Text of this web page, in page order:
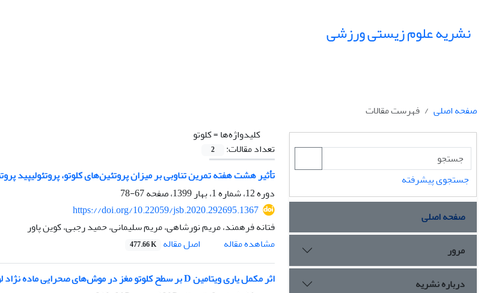
نشریه علوم زیستی ورزشی
صفحه اصلی
فهرست مقالات
کلیدواژه‌ها =کلوتو
تعداد مقالات:
2
تأثیر هشت هفته تمرین تناوبی بر میزان پروتئین‌های کلوتو، پروتئولیپید
دوره 12، شماره 1، بهار 1399، صفحه
67-78
https://doi.org/10.22059/jsb.2020.292695.1367
فتانه فرهمند، مریم نورشاهی، مریم سلیمانی، حمید رجبی، کوین پاور
مشاهده مقاله
اصل مقاله 477.66 K
اثر مکمل یاری ویتامین D بر سطح کلوتو مغز در موش‌های صحرایی ماده نژاد لوئیز به دنبال شش هفته فعالیت ورزشی شنا
جستجوی پیشرفته
صفحه اصلی
مرور
درباره نشریه